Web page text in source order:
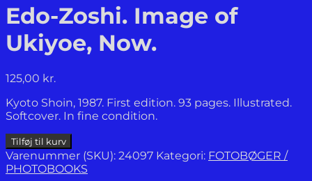
Edo-Zoshi. Image of
Ukiyoe, Now.
125,00 kr.
Kyoto Shoin, 1987. First edition. 93 pages. Illustrated.
Softcover. In fine condition.
Edo-
Zoshi.
Image
Tilføj til kurv
Varenummer (SKU): 24097 Kategori: FOTOBØGER /
PHOTOBOOKS